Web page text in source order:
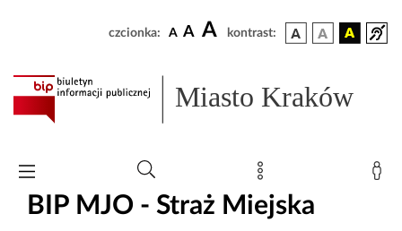
czcionka: A A A kontrast:
Miasto Kraków
BIP MJO - Straż Miejska